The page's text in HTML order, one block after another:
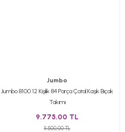
Jumbo
Jumbo 8100 12 Kişilik 84 Parça Çatal Kaşık Bıçak
Takımı
9.775,00 TL
11.500,00 TL